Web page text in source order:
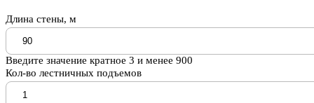
Длина стены, м
Введите значение кратное 3 и менее 900
Кол-во лестничных подъемов